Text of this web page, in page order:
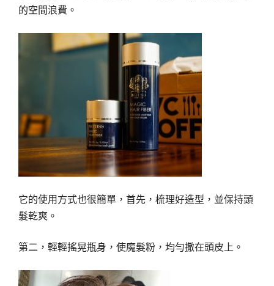
的空間浪費。
它的使用方式也很簡單，首先，梳理好造型，並保持頭
髮乾爽。
第二，輕輕搖晃瓶身，使魔髮粉，均勻撒在頭皮上。